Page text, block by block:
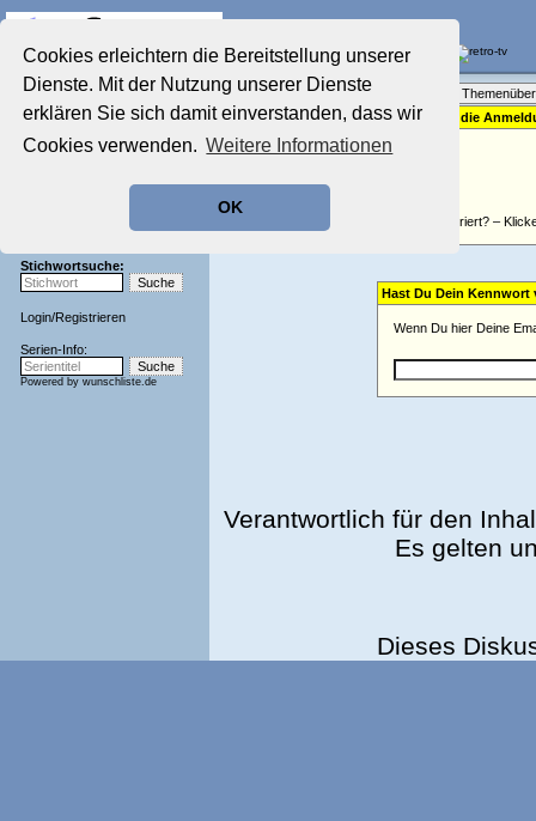
Cookies erleichtern die Bereitstellung unserer
Dienste. Mit der Nutzung unserer Dienste
erklären Sie sich damit einverstanden, dass wir
Cookies verwenden. Weitere Informationen
OK
Startseite
Aktuelles Forum
Film-Forum
Zeichentrick-Forum
Stichwortsuche:
Login/Registrieren
Serien-Info:
Powered by wunschliste.de
Bitte gib für die
Nicht registriert? –
Hast Du Dein Kennwort
Wenn Du hier Deine
Verantwortlich für den
Es gelten
Dieses